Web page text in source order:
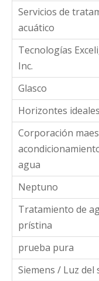
Servicios de
acuático
Tecnologías
Inc.
Glasco
Horizontes ideales
Corporación
agua
Neptuno
Tratamiento de
prístina
prueba pura
Siemens / Luz del